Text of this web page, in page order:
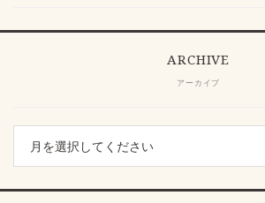
ARCHIVE
アーカイブ